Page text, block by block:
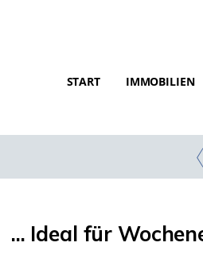
START IMMOBILIEN
... Ideal für